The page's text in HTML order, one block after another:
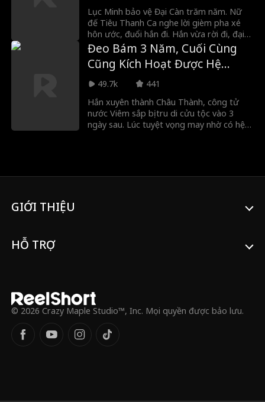
Lục Minh bảo vệ Đại Càn trăm năm. Nữ
đế Tiêu Thanh Ca nghe lời gièm pha xé
hôn ước, đuổi hắn đi. Hắn vừa rời đi, đại
nạn dị ma đã ập tới. Ngày nữ đế đại hôn
cũng là lúc nước mất nhà tan. Mọi người
hối hận thì đã muộn. Lúc này Lục Minh
đột phá cảnh giới, trở về đánh tan yêu
ma, lập vương triều mới.
Đeo Bám 3 Năm, Cuối Cùng
Cũng Kích Hoạt Được Hệ
Thống
49.7k
441
Hắn xuyên thành Châu Thành, công tử
nước Viêm sắp bị tru di cửu tộc vào 3
ngày sau. Lúc tuyệt vọng may nhờ có hệ
đăng cơ xưng đế.
GIỚI THIỆU
HỖ TRỢ
© 2026 Crazy Maple Studio™, Inc. Mọi quyền được bảo lưu.